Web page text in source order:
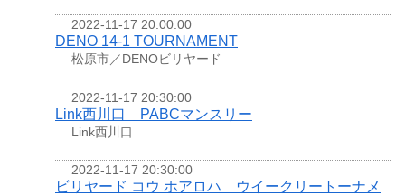
2022-11-17 20:00:00
DENO 14-1 TOURNAMENT
松原市／DENOビリヤード
2022-11-17 20:30:00
Link西川口 PABCマンスリー
Link西川口
2022-11-17 20:30:00
ビリヤード コウ ホアロハ ウイークリートーナメ